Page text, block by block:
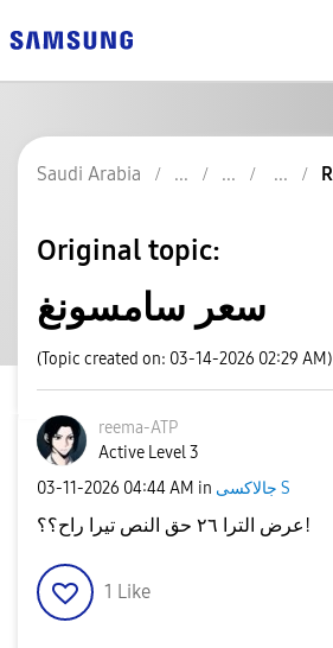
Saudi Arabia
Original topic:
سعر سامسونغ
(Topic created on: 03-14-2026 02:29 AM)
reema-ATP
Active Level 3
‎03-11-2026 04:44 AM in جالاكسى S
عرض الترا ٢٦ حق النص تيرا راح؟؟!
1 Like